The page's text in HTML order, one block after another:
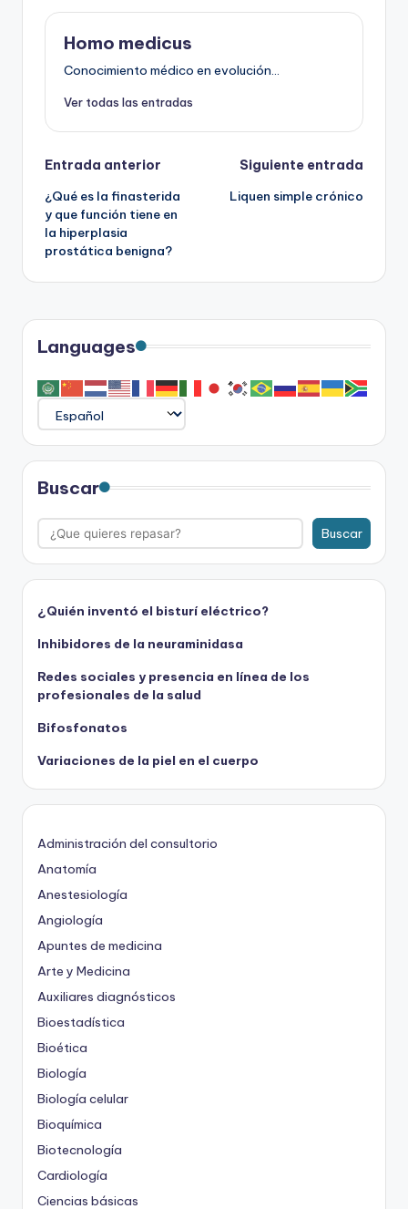
Homo medicus
Conocimiento médico en evolución...
Ver todas las entradas
Navegación
de
entradas
Entrada anterior
¿Qué es la finasterida
y que función tiene en
la hiperplasia
prostática benigna?
Siguiente entrada
Liquen simple crónico
Languages
Buscar
Buscar
¿Quién inventó el bisturí eléctrico?
Inhibidores de la neuraminidasa
Redes sociales y presencia en línea de los
profesionales de la salud
Bifosfonatos
Variaciones de la piel en el cuerpo
Administración del consultorio
Anatomía
Anestesiología
Angiología
Apuntes de medicina
Arte y Medicina
Auxiliares diagnósticos
Bioestadística
Bioética
Biología
Biología celular
Bioquímica
Biotecnología
Cardiología
Ciencias básicas